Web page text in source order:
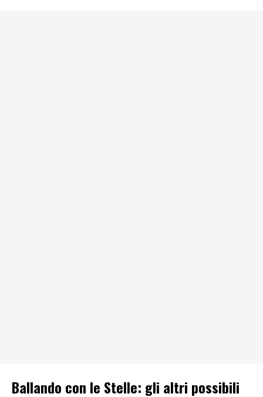
Ballando con le Stelle: gli altri possibili